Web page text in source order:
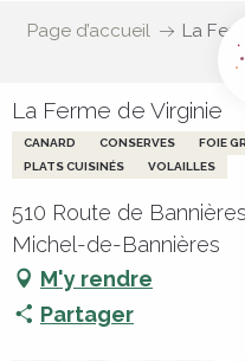
Page d’accueil La
La Ferme de Virginie
CANARD CONSERVES FOIE
PLATS CUISINÉS
VOLAILLES
510 Route de
Michel-de-Bannières
M'y rendre
Partager